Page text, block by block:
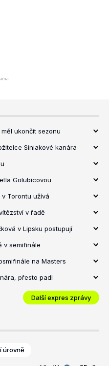
ukončit sezonu
Siniakové kanára
Golubicovou
Torontu užívá
v řadě
v Lipsku postupují
v semifinále
na Masters
přesto padl
Další expres zprávy
úrovně